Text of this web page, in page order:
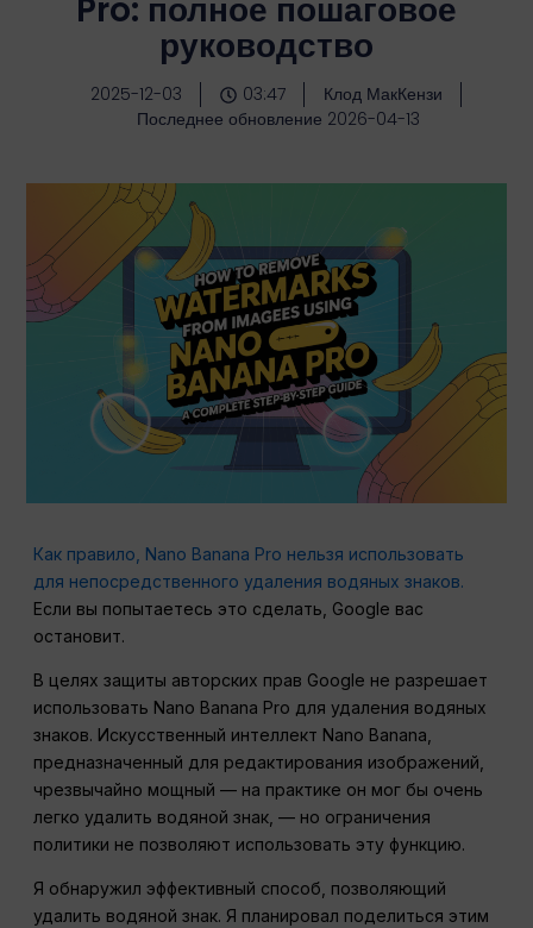
Pro: полное пошаговое
руководство
2025-12-03 03:47
Клод МакКензи
Последнее обновление 2026-04-13
Как правило, Nano Banana Pro нельзя использовать
для непосредственного удаления водяных знаков.
Если вы попытаетесь это сделать, Google вас
остановит.
В целях защиты авторских прав Google не разрешает
использовать Nano Banana Pro для удаления водяных
знаков. Искусственный интеллект Nano Banana,
предназначенный для редактирования изображений,
чрезвычайно мощный — на практике он мог бы очень
легко удалить водяной знак, — но ограничения
политики не позволяют использовать эту функцию.
Я обнаружил эффективный способ, позволяющий
удалить водяной знак. Я планировал поделиться этим